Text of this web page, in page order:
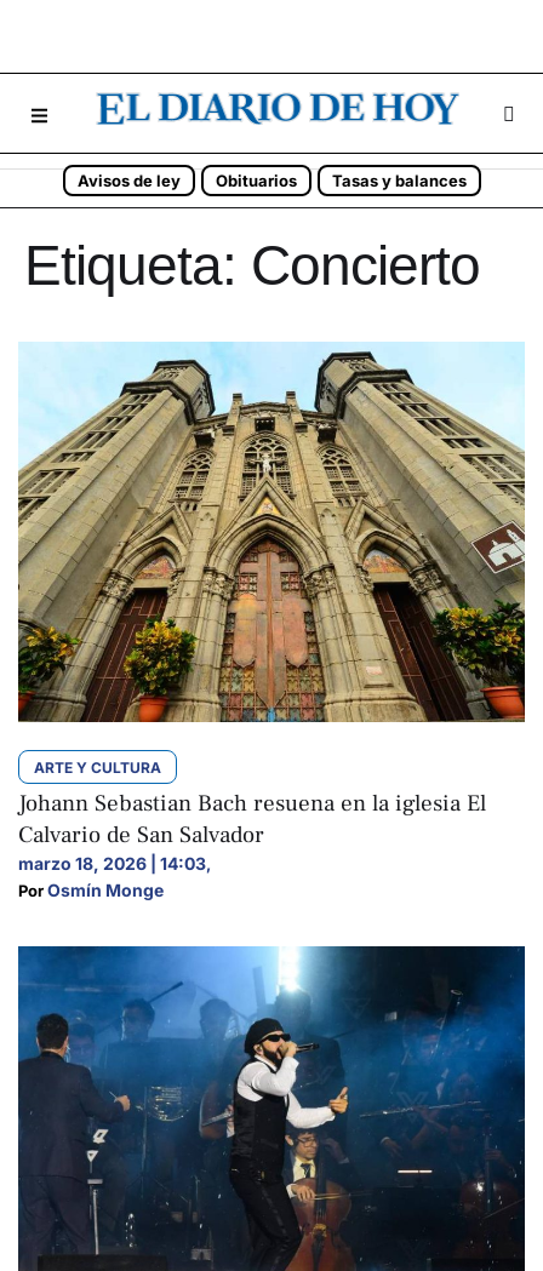
Avisos de ley Obituarios Tasas y balances
Etiqueta: Concierto
ARTE Y CULTURA
Johann Sebastian Bach resuena en la iglesia El
Calvario de San Salvador
marzo 18, 2026 | 14:03,
Por Osmín Monge